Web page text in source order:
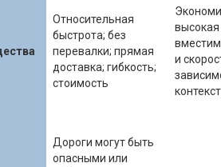
Относительная
быстрота; без
перевалки; прямая
доставка; гибкость;
стоимость
высокая
и
Дороги могут быть
опасными или